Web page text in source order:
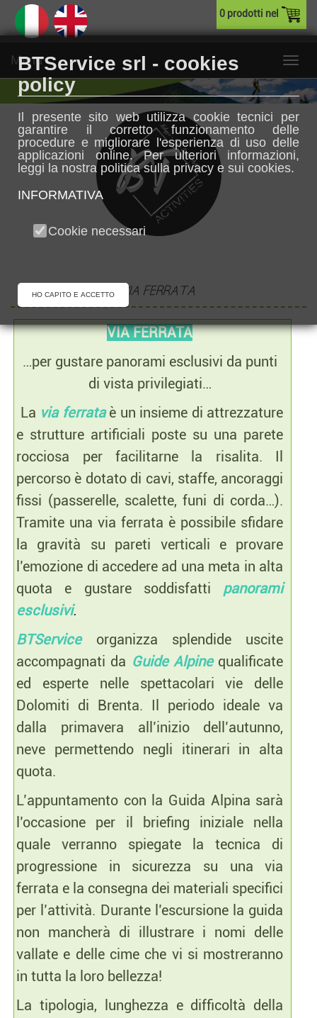
0 prodotti nel
Menu
VIA FERRATA
VIA FERRATA
…per gustare panorami esclusivi da punti
di vista privilegiati…
La via ferrataè un insieme di attrezzature
e strutture artificiali poste su una parete
rocciosa per facilitarne la risalita. Il
percorso è dotato di cavi, staffe, ancoraggi
fissi (passerelle, scalette, funi di corda…).
Tramite una via ferrata è possibile sfidare
la gravità su pareti verticali e provare
l’emozione di accedere ad una meta in alta
quota e gustare soddisfatti panorami
esclusivi.
BTService
organizza splendide uscite
accompagnati da Guide Alpinequalificate
ed esperte nelle spettacolari vie delle
Dolomiti di Brenta. Il periodo ideale va
dalla primavera all’inizio dell’autunno,
neve permettendo negli itinerari in alta
quota.
L’appuntamento con la Guida Alpina sarà
l’occasione per il briefing iniziale nella
quale verranno spiegate la tecnica di
progressione in sicurezza su una via
ferrata e la consegna dei materiali specifici
per l’attività. Durante l’escursione la guida
non mancherà di illustrare i nomi delle
vallate e delle cime che vi si mostreranno
in tutta la loro bellezza!
La tipologia, lunghezza e difficoltà della
BTService srl - cookies
policy
Il presente sito web utilizza cookie tecnici per
garantire il corretto funzionamento delle
procedure e migliorare l'esperienza di uso delle
applicazioni online. Per ulteriori informazioni,
leggi la nostra politica sulla privacy e sui cookies.
INFORMATIVA
Cookie necessari
HO CAPITO E ACCETTO